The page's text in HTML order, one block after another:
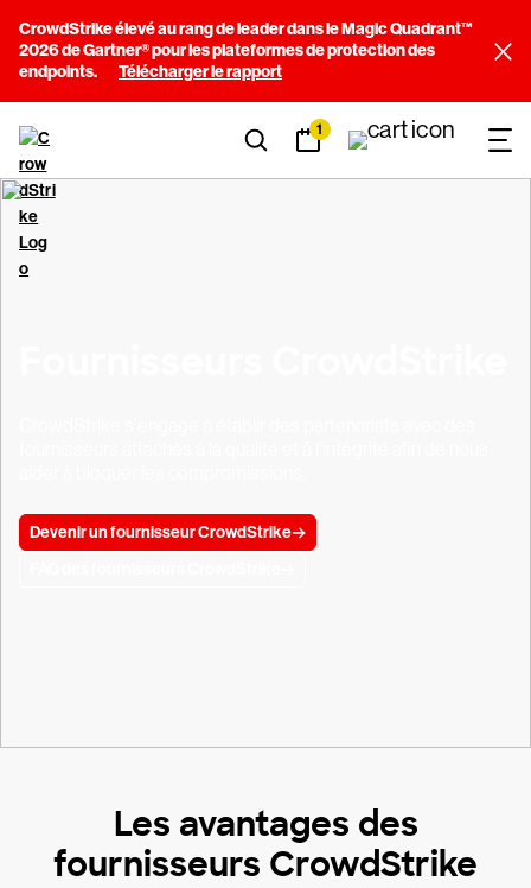
CrowdStrike élevé au rang de leader dans le Magic Quadrant™
2026 de Gartner® pour les plateformes de protection des
endpoints.
Télécharger le rapport
1
Devenir un fournisseur CrowdStrike
Les avantages des
fournisseurs CrowdStrike